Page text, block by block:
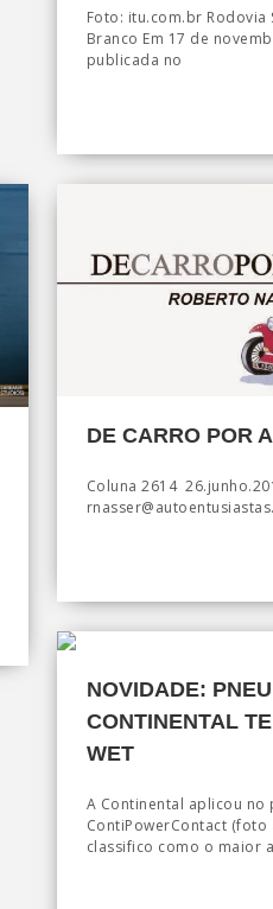
Foto: itu.com.br Rodovia
Branco Em 17 de
publicada no
DE CARRO POR
Coluna 2614
NOVIDADE: PNEU
CONTINENTAL
WET
A Continental aplicou no
ContiPowerContact (foto
classifico como o maior